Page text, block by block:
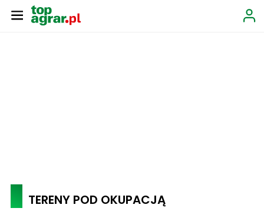
TERENY POD OKUPACJĄ